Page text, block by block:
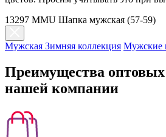
13297 MMU Шапка мужская (57-59)
Мужская Зимняя коллекция Мужские
Преимущества оптовых
нашей компании